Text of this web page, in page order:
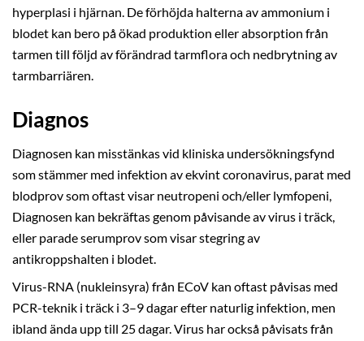
hyperplasi i hjärnan. De förhöjda halterna av ammonium i
blodet kan bero på ökad produktion eller absorption från
tarmen till följd av förändrad tarmflora och nedbrytning av
tarmbarriären.
Diagnos
Diagnosen kan misstänkas vid kliniska undersökningsfynd
som stämmer med infektion av ekvint coronavirus, parat med
blodprov som oftast visar neutropeni och/eller lymfopeni,
Diagnosen kan bekräftas genom påvisande av virus i träck,
eller parade serumprov som visar stegring av
antikroppshalten i blodet.
Virus-RNA (nukleinsyra) från ECoV kan oftast påvisas med
PCR-teknik i träck i 3–9 dagar efter naturlig infektion, men
ibland ända upp till 25 dagar. Virus har också påvisats från